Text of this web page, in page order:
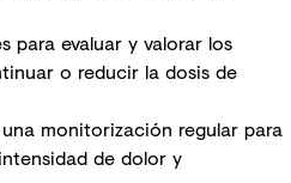
evaluar y valorar los
o reducir la dosis de
monitorización regular para
de dolor y